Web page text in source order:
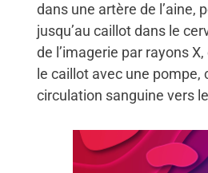
dans une artère de l’aine,
jusqu’au caillot dans le
de l’imagerie par rayons
le caillot avec une pompe,
circulation sanguine vers